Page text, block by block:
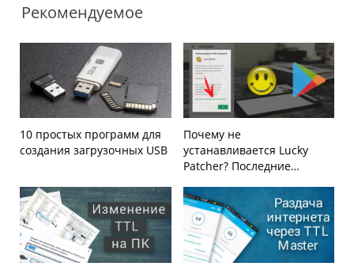
Рекомендуемое
10 простых программ для
создания загрузочных USB
Почему не
устанавливается Lucky
Patcher? Последние
Market